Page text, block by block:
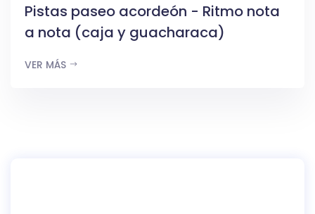
Pistas paseo acordeón - Ritmo nota
a nota (caja y guacharaca)
VER MÁS